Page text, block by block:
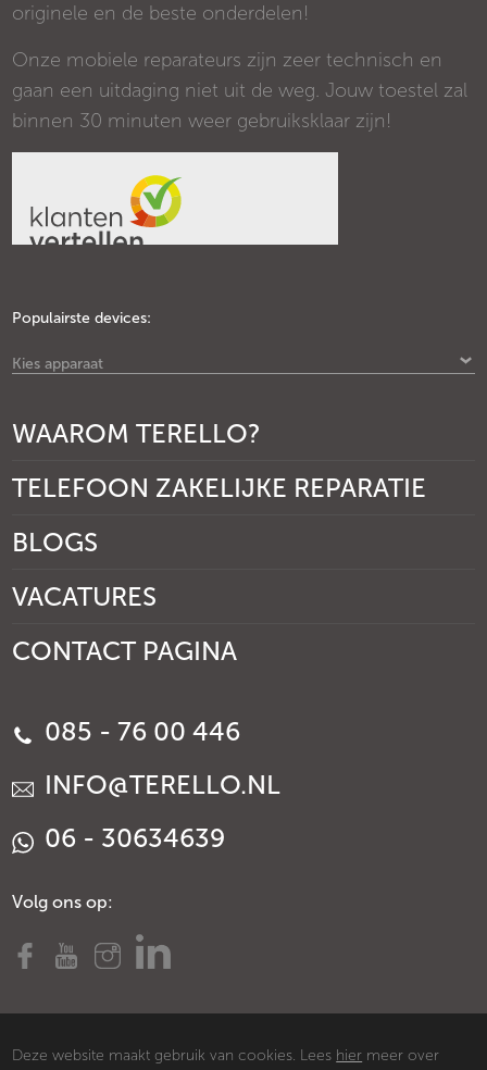
originele en de beste onderdelen!
Onze mobiele reparateurs zijn zeer technisch en
gaan een uitdaging niet uit de weg. Jouw toestel zal
binnen 30 minuten weer gebruiksklaar zijn!
Populairste devices:
Kies apparaat
WAAROM TERELLO?
TELEFOON ZAKELIJKE REPARATIE
BLOGS
VACATURES
CONTACT PAGINA
085 - 76 00 446
INFO@TERELLO.NL
06 - 30634639
Volg ons op:
Deze website maakt gebruik van cookies. Lees hier meer over